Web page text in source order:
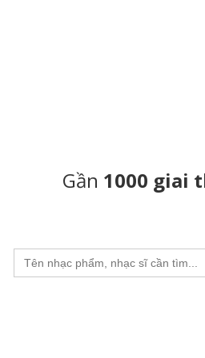
Gần 1000 giai
Search
for: